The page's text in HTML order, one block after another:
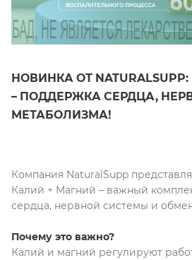
НОВИНКА ОТ
– ПОДДЕРЖКА СЕРДЦА,
МЕТАБОЛИЗМА!
Компания NaturalSupp
Калий + Магний – важный
сердца, нервной системы и
Почему это важно?
Калий и магний регулируют